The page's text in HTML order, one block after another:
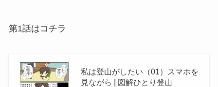
第1話はコチラ
私は登山がしたい（01）スマホを
見ながら | 図解ひとり登山